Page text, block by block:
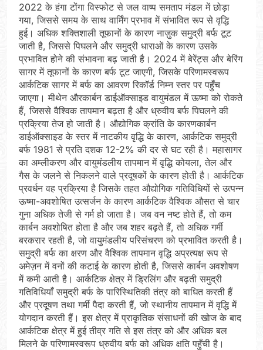
2022 के हंगा टोंगा विस्फोट से जल वाष्प समताप मंडल में छोड़ा
गया, जिससे समय के साथ वार्मिंग प्रभाव में संभावित रूप से वृद्धि
हुई। अधिक शक्तिशाली तूफानों के कारण नाज़ुक समुद्री बर्फ टूट
जाती है, जिससे पिघलने और समुद्री धाराओं के कारण उसके
प्रभावित होने की संभावना बढ़ जाती है। 2024 में बेरेंट्स और बेरिंग
सागर में तूफानों के कारण बर्फ टूट जाएगी, जिसके परिणामस्वरूप
आर्कटिक सागर में बर्फ का आवरण रिकॉर्ड निम्न स्तर पर पहुँच
जाएगा। मीथेन औरकार्बन डाईऑक्साइड वायुमंडल में ऊष्मा को रोकते
हैं, जिससे वैश्विक तापमान बढ़ता है और ध्रुवीय बर्फ पिघलने की
प्रक्रिया तेज हो जाती है। औद्योगिक क्रांति के कारणकार्बन
डाईऑक्साइड के स्तर में नाटकीय वृद्धि के कारण, आर्कटिक समुद्री
बर्फ 1981 से प्रति दशक 12-2% की दर से घट रही है। महासागर
का अम्लीकरण और वायुमंडलीय तापमान में वृद्धि कोयला, तेल और
गैस के जलने से निकलने वाले प्रदूषकों के कारण होती है। आर्कटिक
प्रवर्धन वह प्रक्रिया है जिसके तहत औद्योगिक गतिविधियों से उत्पन्न
ऊष्मा-अवशोषित उत्सर्जन के कारण आर्कटिक वैश्विक औसत से चार
गुना अधिक तेजी से गर्म हो जाता है। जब वन नष्ट होते हैं, तो कम
कार्बन अवशोषित होता है और जब शहर बढ़ते हैं, तो अधिक गर्मी
बरकरार रहती है, जो वायुमंडलीय परिसंचरण को प्रभावित करती है।
समुद्री बर्फ का क्षरण और वैश्विक तापमान वृद्धि अप्रत्यक्ष रूप से
अमेज़न में वनों की कटाई के कारण होती है, जिससे कार्बन अवशोषण
में कमी आती है। आर्कटिक क्षेत्र में ड्रिलिंग और बढ़ती समुद्री
गतिविधियाँ समुद्री बर्फ के पारिस्थितिकी तंत्र को बाधित करती हैं
और प्रदूषण तथा गर्मी पैदा करती हैं, जो स्थानीय तापमान में वृद्धि में
योगदान करती हैं। इस क्षेत्र में प्राकृतिक संसाधनों की खोज के बाद
आर्कटिक क्षेत्र में हुई तीव्र गति से इस तंत्र को और अधिक बल
मिलने के परिणामस्वरूप ध्रुवीय बर्फ को अधिक क्षति पहुँची है।